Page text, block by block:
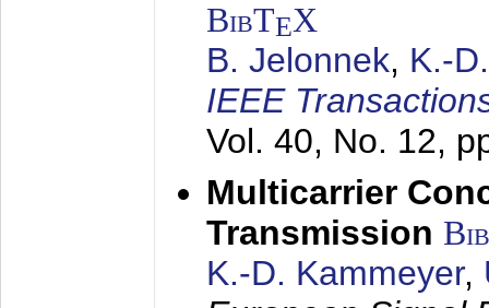
BibTEX
B. Jelonnek, K.-
IEEE
Vol. 40, No. 12,
Multicarrier
Transmission
K.-D. Kammeyer,